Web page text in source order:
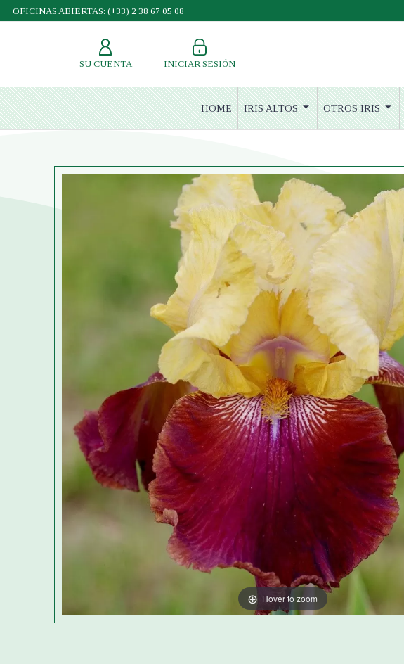
OFICINAS ABIERTAS: (+33) 2 38 67 05 08
SU CUENTA INICIAR SESIÓN
HOME IRIS ALTOS OTROS IRIS
Hover to zoom